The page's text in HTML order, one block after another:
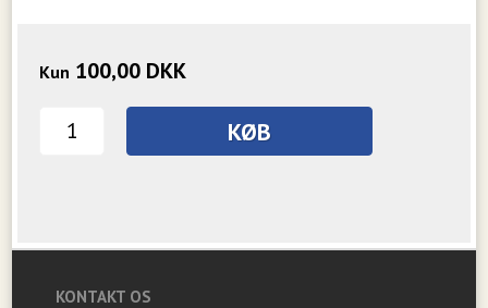
Kun 100,00 DKK
KØB
KONTAKT OS